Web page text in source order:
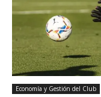
Economía y Gestión del Club